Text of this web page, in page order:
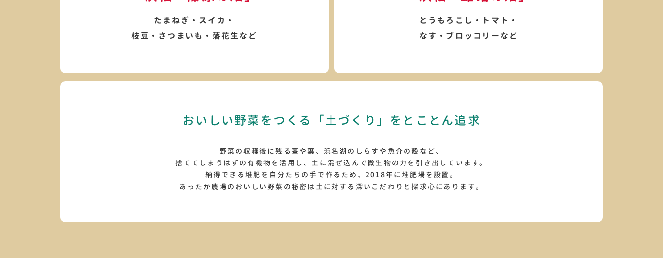
たまねぎ・スイカ・
枝豆・さつまいも・落花生など
とうもろこし・トマト・
なす・ブロッコリーなど
おいしい野菜をつくる 「土づくり」をとことん追求
野菜の収穫後に残る茎や葉、浜名湖のしらすや魚介の殻など、
捨ててしまうはずの有機物を活用し、土に混ぜ込んで微生物の力を引き出しています。
納得できる堆肥を自分たちの手で作るため、2018年に堆肥場を設置。
あったか農場のおいしい野菜の秘密は土に対する深いこだわりと探求心にあります。